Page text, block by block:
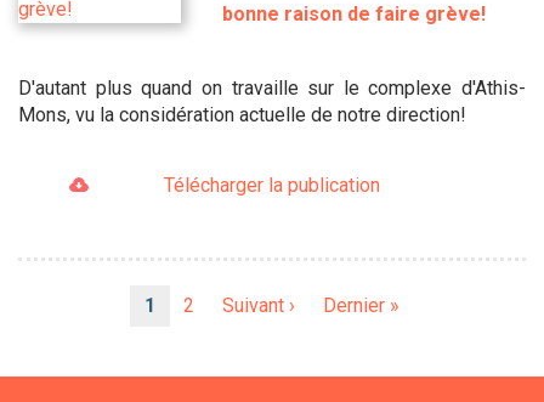
bonne raison de faire grève!
D'autant plus quand on travaille sur le complexe d'Athis-
Mons, vu la considération actuelle de notre direction!
Télécharger la publication
Page
1 Page
2
Page
Suivant ›
Dernière
Dernier »